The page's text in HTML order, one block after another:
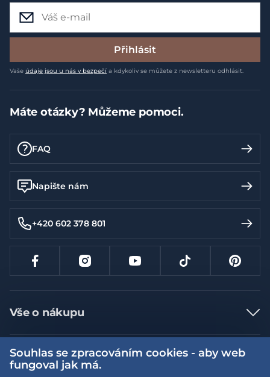
Přihlásit
Vaše údaje jsou u nás v bezpečí a kdykoliv se můžete z newsletteru odhlásit.
Máte otázky? Můžeme pomoci.
FAQ
Napište nám
+420 602 378 801
Vše o nákupu
Jak nakupovat
Nejčastější dotazy
Více informací
Souhlas se zpracováním cookies - aby web
fungoval jak má.